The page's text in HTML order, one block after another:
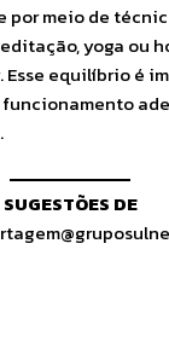
por meio de
yoga ou
equilíbrio é
SUGESTÕES DE